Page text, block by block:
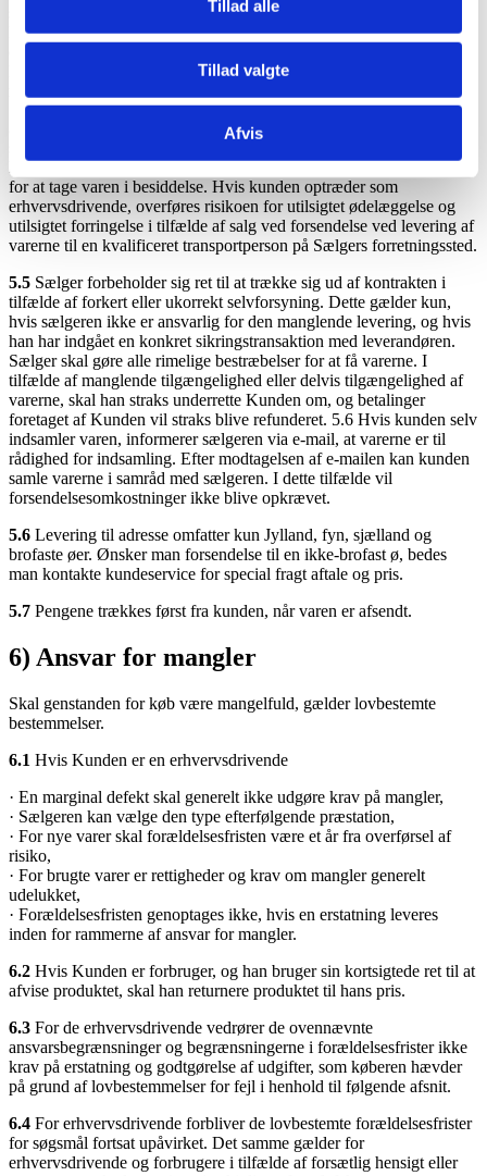
Tillad alle
Tillad valgte
Afvis
sælger Kunden på hvilket tidspunkt alle afdrag vil blive leveret.
Levering skal udfyldes inden for en rimelig frist. Yderligere
omkostninger vil ikke blive krævet for sådan delvis levering. Hvis
kunden har anmodet om delvis levering, forbeholder Sælger sig dog
ret til at opkræve ekstra omkostninger til kunden.
Risikoen for utilsigtet ødelæggelse og utilsigtet forringelse af de
kundens fysiske besiddelse eller en person identificeret af kunden
for at tage varen i besiddelse. Hvis kunden optræder som
erhvervsdrivende, overføres risikoen for utilsigtet ødelæggelse og
utilsigtet forringelse i tilfælde af salg ved forsendelse ved levering af
varerne til en kvalificeret transportperson på Sælgers forretningssted.
5.5 Sælger forbeholder sig ret til at trække sig ud af kontrakten i
tilfælde af forkert eller ukorrekt selvforsyning. Dette gælder kun,
hvis sælgeren ikke er ansvarlig for den manglende levering, og hvis
han har indgået en konkret sikringstransaktion med leverandøren.
Sælger skal gøre alle rimelige bestræbelser for at få varerne. I
tilfælde af manglende tilgængelighed eller delvis tilgængelighed af
varerne, skal han straks underrette Kunden om, og betalinger
foretaget af Kunden vil straks blive refunderet. 5.6 Hvis kunden selv
indsamler varen, informerer sælgeren via e-mail, at varerne er til
rådighed for indsamling. Efter modtagelsen af e-mailen kan kunden
samle varerne i samråd med sælgeren. I dette tilfælde vil
forsendelsesomkostninger ikke blive opkrævet.
5.6 Levering til adresse omfatter kun Jylland, fyn, sjælland og
brofaste øer. Ønsker man forsendelse til en ikke-brofast ø, bedes
man kontakte kundeservice for special fragt aftale og pris.
5.7 Pengene trækkes først fra kunden, når varen er afsendt.
6) Ansvar for mangler
Skal genstanden for køb være mangelfuld, gælder lovbestemte
bestemmelser.
6.1 Hvis Kunden er en erhvervsdrivende
· En marginal defekt skal generelt ikke udgøre krav på mangler,
· Sælgeren kan vælge den type efterfølgende præstation,
· For nye varer skal forældelsesfristen være et år fra overførsel af
risiko,
· For brugte varer er rettigheder og krav om mangler generelt
udelukket,
· Forældelsesfristen genoptages ikke, hvis en erstatning leveres
inden for rammerne af ansvar for mangler.
6.2 Hvis Kunden er forbruger, og han bruger sin kortsigtede ret til at
afvise produktet, skal han returnere produktet til hans pris.
6.3 For de erhvervsdrivende vedrører de ovennævnte
ansvarsbegrænsninger og begrænsningerne i forældelsesfrister ikke
krav på erstatning og godtgørelse af udgifter, som køberen hævder
på grund af lovbestemmelser for fejl i henhold til følgende afsnit.
6.4 For erhvervsdrivende forbliver de lovbestemte forældelsesfrister
for søgsmål fortsat upåvirket. Det samme gælder for
erhvervsdrivende og forbrugere i tilfælde af forsætlig hensigt eller